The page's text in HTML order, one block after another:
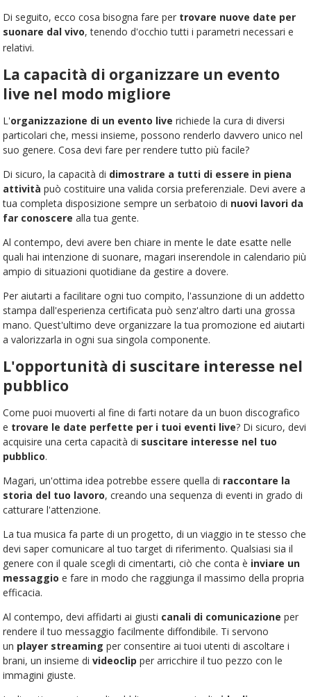
Di seguito, ecco cosa bisogna fare per trovare nuove date per
suonare dal vivo, tenendo d'occhio tutti i parametri necessari e
relativi.
La capacità di organizzare un evento
live nel modo migliore
L'organizzazione di un evento liverichiede la cura di diversi
particolari che, messi insieme, possono renderlo davvero unico nel
suo genere. Cosa devi fare per rendere tutto più facile?
Di sicuro, la capacità di dimostrare a tutti di essere in piena
attività può costituire una valida corsia preferenziale. Devi avere a
tua completa disposizione sempre un serbatoio di nuovi lavori da
far conoscerealla tua gente.
Al contempo, devi avere ben chiare in mente le date esatte nelle
quali hai intenzione di suonare, magari inserendole in calendario più
ampio di situazioni quotidiane da gestire a dovere.
Per aiutarti a facilitare ogni tuo compito, l'assunzione di un addetto
stampa dall'esperienza certificata può senz'altro darti una grossa
mano. Quest'ultimo deve organizzare la tua promozione ed aiutarti
a valorizzarla in ogni sua singola componente.
L'opportunità di suscitare interesse nel
pubblico
Come puoi muoverti al fine di farti notare da un buon discografico
e trovare le date perfette per i tuoi eventi live? Di sicuro, devi
acquisire una certa capacità di suscitare interesse nel tuo
pubblico.
Magari, un'ottima idea potrebbe essere quella di raccontare la
storia del tuo lavoro, creando una sequenza di eventi in grado di
catturare l'attenzione.
La tua musica fa parte di un progetto, di un viaggio in te stesso che
devi saper comunicare al tuo target di riferimento. Qualsiasi sia il
genere con il quale scegli di cimentarti, ciò che conta è inviare un
messaggio e fare in modo che raggiunga il massimo della propria
efficacia.
Al contempo, devi affidarti ai giusti canali di comunicazione per
rendere il tuo messaggio facilmente diffondibile. Ti servono
un player streaming per consentire ai tuoi utenti di ascoltare i
brani, un insieme divideoclip per arricchire il tuo pezzo con le
immagini giuste.